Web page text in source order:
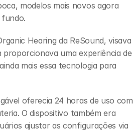
modelos mais novos agora
fundo.
Hearing da ReSound, visava
uma experiência de
mais essa tecnologia para
oferecia 24 horas de uso com
O dispositivo também era
ajustar as configurações via